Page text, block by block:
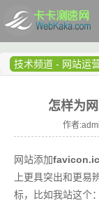
技术频道 - 网站运
怎样为
作者
网站添加
上更具突出和更易
标，比如我站这个：